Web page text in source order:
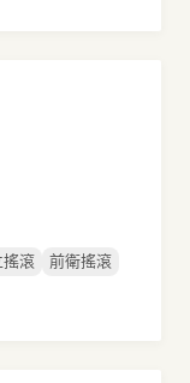
搖滾
前衛搖滾